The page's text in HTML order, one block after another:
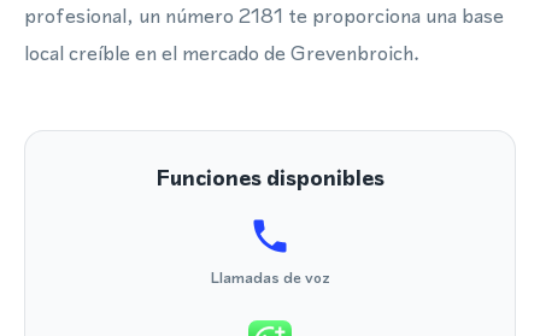
profesional, un número 2181 te proporciona una base
local creíble en el mercado de Grevenbroich.
Funciones disponibles
Llamadas de voz